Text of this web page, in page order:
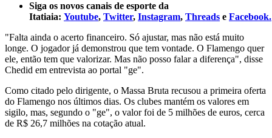
Siga os novos canais de esporte da
Itatiaia: Youtube, Twitter, Instagram, Threads e Facebook.
"Falta ainda o acerto financeiro. Só ajustar, mas não está muito
longe. O jogador já demonstrou que tem vontade. O Flamengo quer
ele, então tem que valorizar. Mas não posso falar a diferença", disse
Chedid em entrevista ao portal "ge".
Como citado pelo dirigente, o Massa Bruta recusou a primeira oferta
do Flamengo nos últimos dias. Os clubes mantém os valores em
sigilo, mas, segundo o "ge", o valor foi de 5 milhões de euros, cerca
de R$ 26,7 milhões na cotação atual.